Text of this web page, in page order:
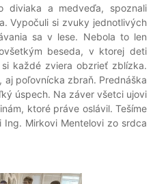
diviaka a medveďa, spoznali
Vypočuli si zvuky jednotlivých
sa v lese. Nebola to len
beseda, v ktorej deti
každé zviera obzrieť zblízka.
aj poľovnícka zbraň. Prednáška
úspech. Na záver všetci ujovi
ktoré práve oslávil. Tešíme
Mirkovi Mentelovi zo srdca